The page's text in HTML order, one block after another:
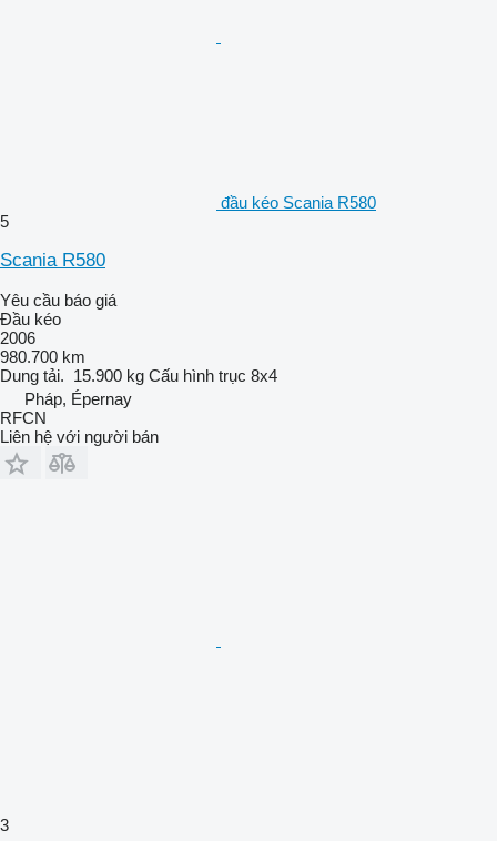
đầu kéo Scania R580
5
Scania R580
Yêu cầu báo giá
Đầu kéo
2006
980.700 km
Dung tải. 15.900 kg Cấu hình trục 8x4
Pháp, Épernay
RFCN
Liên hệ với người bán
3